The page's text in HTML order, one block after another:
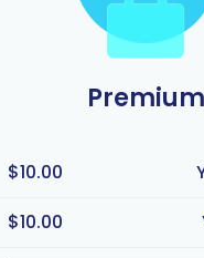
Premium
$10.00
$10.00